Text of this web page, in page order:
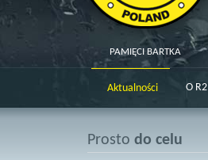
PAMIĘCI BARTKA
Aktualności O R2
Prosto do celu